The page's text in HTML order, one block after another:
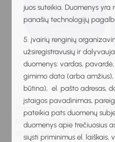
juos suteikia. Duomenys yra
panašių technologijų
5. įvairių renginių
užsiregistravusių ir
duomenys: vardas,
gimimo data (arba amžius),
būtina), el. pašto adresas,
įstaigos pavadinimas,
pateikia pats duomenų
duomenys apie trečiuosius
siųsti priminimus el. laiškais,
Išorinę paramą labai
pastangomis: būtina
atsakomybė (žr. 2 pav.).